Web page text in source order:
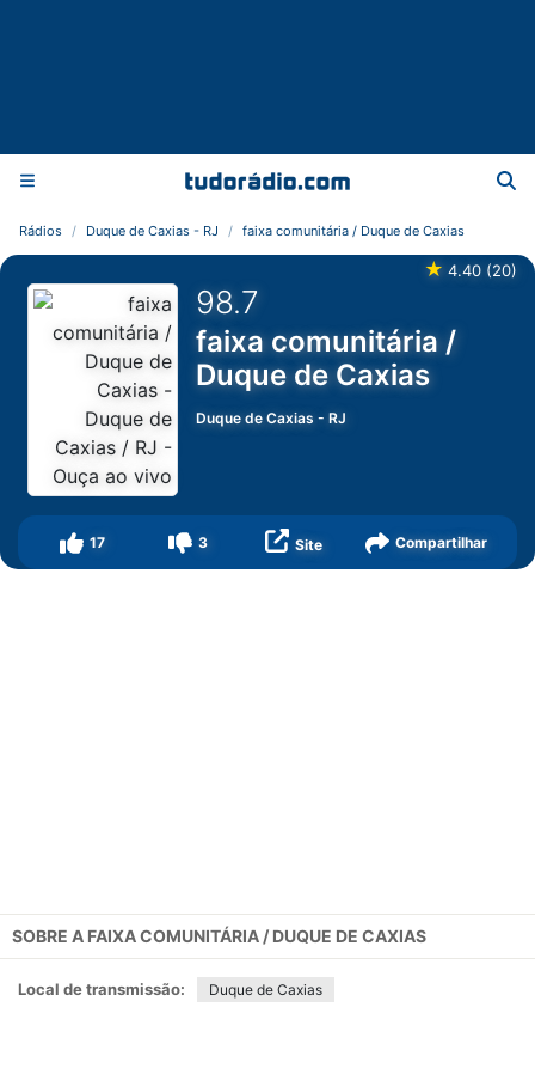
Rádios Duque de Caxias - RJ faixa comunitária / Duque de Caxias
★ 4.40 (20)
98.7
faixa comunitária /
Duque de Caxias
Duque de Caxias -RJ
17 3 Site Compartilhar
SOBRE A FAIXA COMUNITÁRIA / DUQUE DE CAXIAS
Local de transmissão: Duque de Caxias